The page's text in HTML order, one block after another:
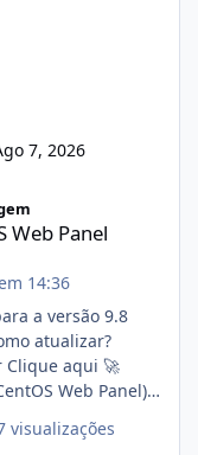
7, 2026
Web Panel
14:36
aqui 🚀
visualizações